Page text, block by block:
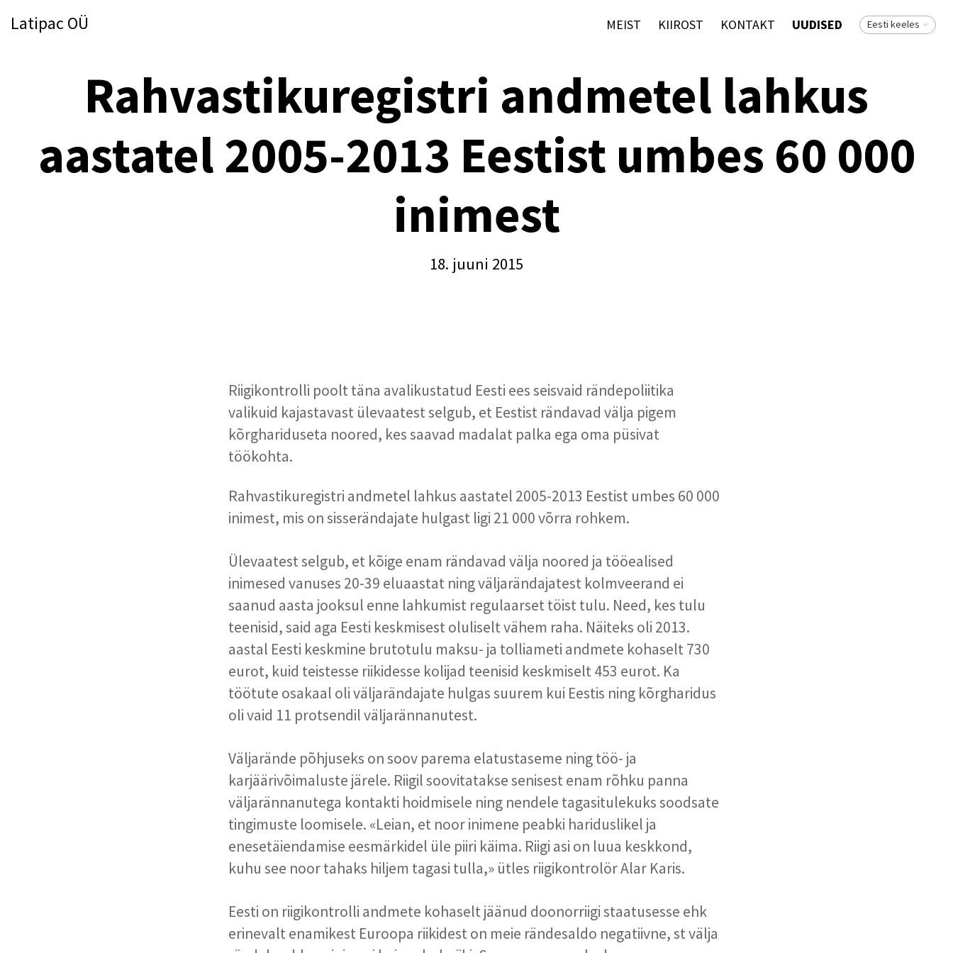
Latipac OÜ MEIST KIIROST KONTAKT UUDISED Eesti keeles
Rahvastikuregistri andmetel lahkus
aastatel 2005-2013 Eestist umbes 60 000
inimest
18. juuni 2015
Riigikontrolli poolt täna avalikustatud Eesti ees seisvaid rändepoliitika
valikuid kajastavast ülevaatest selgub, et Eestist rändavad välja pigem
kõrghariduseta noored, kes saavad madalat palka ega oma püsivat
töökohta.
Rahvastikuregistri andmetel lahkus aastatel 2005-2013 Eestist umbes 60 000
inimest, mis on sisserändajate hulgast ligi 21 000 võrra rohkem.
Ülevaatest selgub, et kõige enam rändavad välja noored ja tööealised
inimesed vanuses 20-39 eluaastat ning väljarändajatest kolmveerand ei
saanud aasta jooksul enne lahkumist regulaarset töist tulu. Need, kes tulu
teenisid, said aga Eesti keskmisest oluliselt vähem raha. Näiteks oli 2013.
aastal Eesti keskmine brutotulu maksu- ja tolliameti andmete kohaselt 730
eurot, kuid teistesse riikidesse kolijad teenisid keskmiselt 453 eurot. Ka
töötute osakaal oli väljarändajate hulgas suurem kui Eestis ning kõrgharidus
oli vaid 11 protsendil väljarännanutest.
Väljarände põhjuseks on soov parema elatustaseme ning töö- ja
karjäärivõimaluste järele. Riigil soovitatakse senisest enam rõhku panna
väljarännanutega kontakti hoidmisele ning nendele tagasitulekuks soodsate
tingimuste loomisele. «Leian, et noor inimene peabki hariduslikel ja
enesetäiendamise eesmärkidel üle piiri käima. Riigi asi on luua keskkond,
kuhu see noor tahaks hiljem tagasi tulla,» ütles riigikontrolör Alar Karis.
Eesti on riigikontrolli andmete kohaselt jäänud doonorriigi staatusesse ehk
erinevalt enamikest Euroopa riikidest on meie rändesaldo negatiivne, st välja